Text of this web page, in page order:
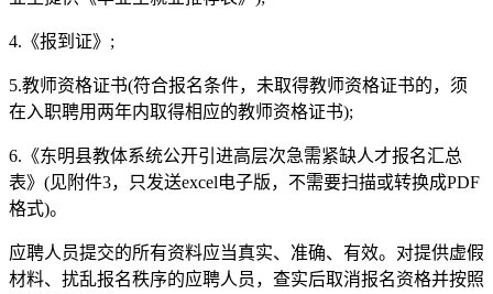
4.《报到证》;
5.教师资格证书(符合报名条件，未取得教师资格证书的，须
在入职聘用两年内取得相应的教师资格证书);
6.《东明县教体系统公开引进高层次急需紧缺人才报名汇总
表》(见附件3，只发送excel电子版，不需要扫描或转换成PDF
格式)。
应聘人员提交的所有资料应当真实、准确、有效。对提供虚假
材料、扰乱报名秩序的应聘人员，查实后取消报名资格并按照